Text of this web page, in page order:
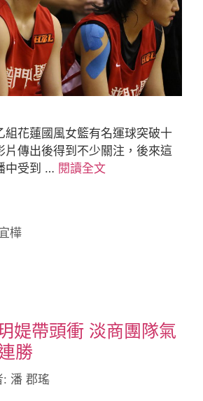
組花蓮國風女籃有名運球突破十
片傳出後得到不少關注，後來這
中受到 … 閱讀全文
樺
媞帶頭衝 淡商團隊氣
勝
: 潘 郡瑤